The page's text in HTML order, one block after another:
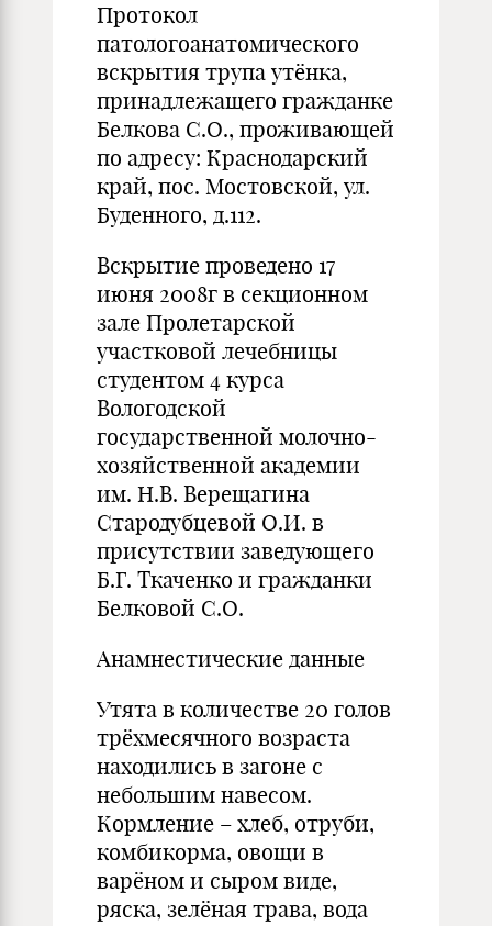
Протокол
патологоанатомического
вскрытия трупа утёнка,
принадлежащего гражданке
Белкова С.О., проживающей
по адресу: Краснодарский
край, пос. Мостовской, ул.
Буденного, д.112.
Вскрытие проведено 17
июня 2008г в секционном
зале Пролетарской
участковой лечебницы
студентом 4 курса
Вологодской
государственной молочно-
хозяйственной академии
им. Н.В. Верещагина
Стародубцевой О.И. в
присутствии заведующего
Б.Г. Ткаченко и гражданки
Белковой С.О.
Анамнестические данные
Утята в количестве 20 голов
трёхмесячного возраста
находились в загоне с
небольшим навесом.
Кормление – хлеб, отруби,
комбикорма, овощи в
варёном и сыром виде,
ряска, зелёная трава, вода